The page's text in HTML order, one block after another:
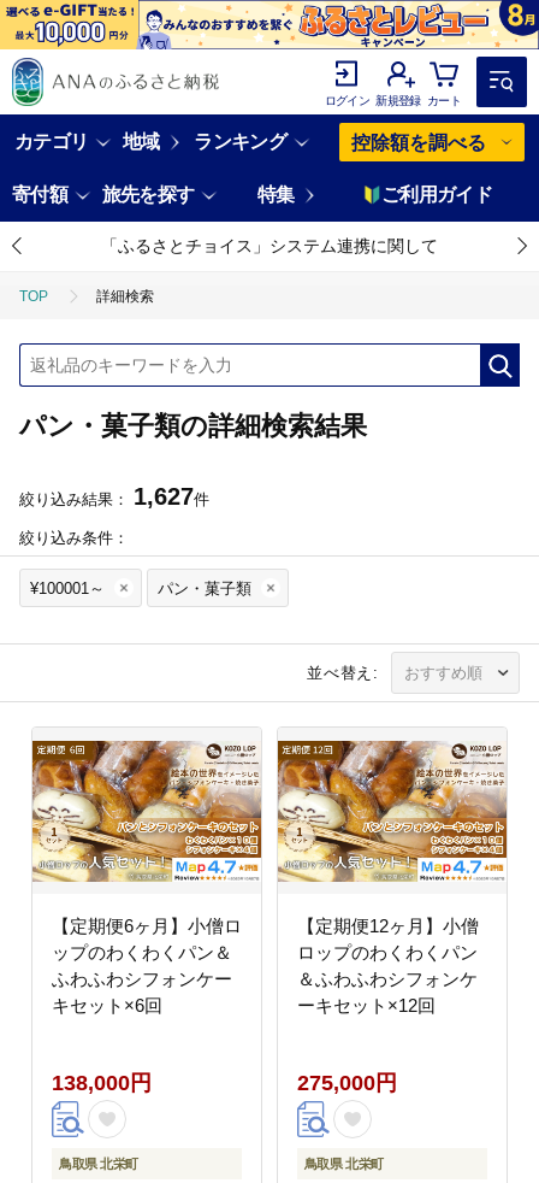
ログイン 新規登録 カート
カテゴリ 地域 ランキング 控除額を調べる
寄付額 旅先を探す 特集 ご利用ガイド
「ふるさとチョイス」システム連携に関して
TOP 詳細検索
パン・菓子類の詳細検索結果
絞り込み結果： 1,627件
絞り込み条件：
¥100001～ パン・菓子類
並べ替え:
【定期便6ヶ月】小僧ロ
ップのわくわくパン＆
ふわふわシフォンケー
キセット×6回
138,000円
鳥取県 北栄町
【定期便12ヶ月】小僧
ロップのわくわくパン
＆ふわふわシフォンケ
ーキセット×12回
275,000円
鳥取県 北栄町